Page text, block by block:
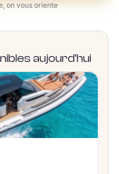
on vous oriente
aujourd’hui